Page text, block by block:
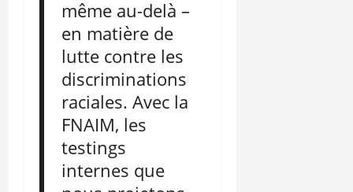
même au-delà –
en matière de
lutte contre les
discriminations
raciales. Avec la
FNAIM, les
testings
internes que